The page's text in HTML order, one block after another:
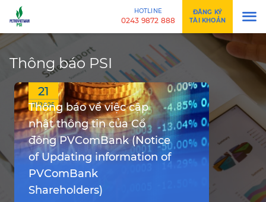
HOTLINE
0243 9872 888
ĐĂNG KÝ
TÀI KHOẢN
Thông báo PSI
21
11/2025
Thông báo về việc cập
nhật thông tin của Cổ
đông PVComBank (Notice
of Updating information of
PVComBank
Shareholders)